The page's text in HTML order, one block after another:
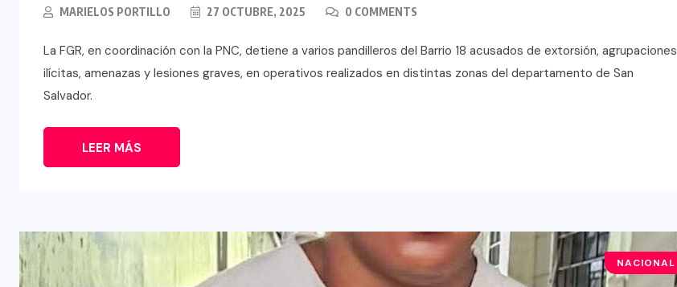
MARIELOS PORTILLO 27 OCTUBRE, 2025 0 COMMENTS
La FGR, en coordinación con la PNC, detiene a varios pandilleros del Barrio 18 acusados de extorsión, agrupaciones
ilícitas, amenazas y lesiones graves, en operativos realizados en distintas zonas del departamento de San
Salvador.
LEER MÁS
NACIONAL